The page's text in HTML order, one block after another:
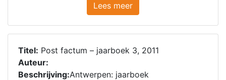
Lees meer
Titel: Post factum – jaarboek 3, 2011
Auteur:
Beschrijving:Antwerpen: jaarboek